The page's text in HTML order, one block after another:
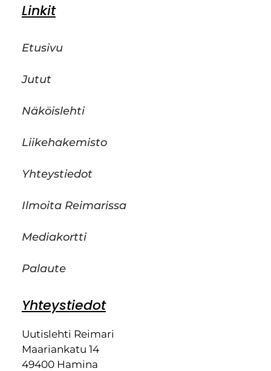
Linkit
Etusivu
Jutut
Näköislehti
Liikehakemisto
Yhteystiedot
Ilmoita Reimarissa
Mediakortti
Palaute
Yhteystiedot
Uutislehti Reimari
Maariankatu 14
49400 Hamina